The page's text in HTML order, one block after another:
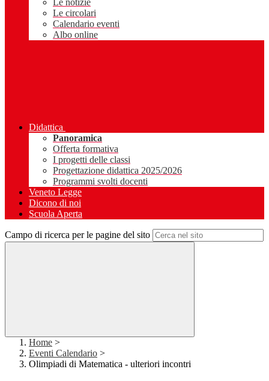
Le notizie
Le circolari
Calendario eventi
Albo online
Didattica
Panoramica
Offerta formativa
I progetti delle classi
Progettazione didattica 2025/2026
Programmi svolti docenti
Veneto Legge
Dicono di noi
Scuola Aperta
Campo di ricerca per le pagine del sito
Home >
Eventi Calendario >
Olimpiadi di Matematica - ulteriori incontri